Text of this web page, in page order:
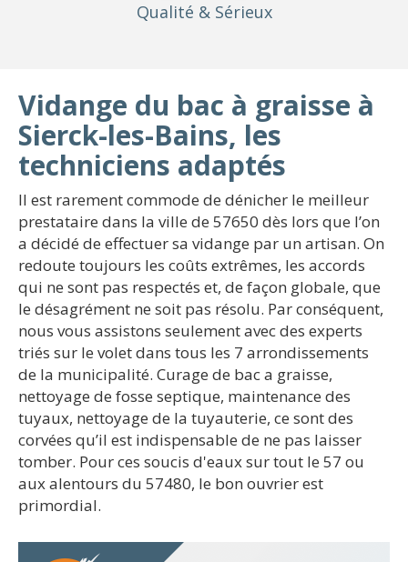
Qualité & Sérieux
Vidange du bac à graisse à
Sierck-les-Bains, les
techniciens adaptés
Il est rarement commode de dénicher le meilleur
prestataire dans la ville de 57650 dès lors que l’on
a décidé de effectuer sa vidange par un artisan. On
redoute toujours les coûts extrêmes, les accords
qui ne sont pas respectés et, de façon globale, que
le désagrément ne soit pas résolu. Par conséquent,
nous vous assistons seulement avec des experts
triés sur le volet dans tous les 7 arrondissements
de la municipalité. Curage de bac a graisse,
nettoyage de fosse septique, maintenance des
tuyaux, nettoyage de la tuyauterie, ce sont des
corvées qu’il est indispensable de ne pas laisser
tomber. Pour ces soucis d'eaux sur tout le 57 ou
aux alentours du 57480, le bon ouvrier est
primordial.